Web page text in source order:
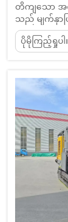
တိကျသော အ
သည် မျက်နှ
သနည်း။ တသ
ကွန်ကရစ်ဖြန့်
သည် အဆောက်
တသမတ်တည်းသ
ပါသည်။
ပိုမိုကြည့်ရှုပါ။